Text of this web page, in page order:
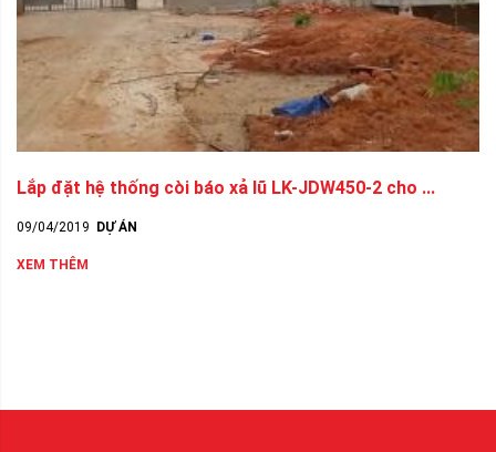
Lắp đặt hệ thống còi báo xả lũ LK-JDW450-2 cho ...
09/04/2019 DỰ ÁN
XEM THÊM